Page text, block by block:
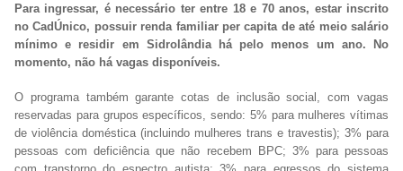
Para ingressar, é necessário ter entre 18 e 70 anos, estar inscrito
no CadÚnico, possuir renda familiar per capita de até meio salário
mínimo e residir em Sidrolândia há pelo menos um ano. No
momento, não há vagas disponíveis.
O programa também garante cotas de inclusão social, com vagas
reservadas para grupos específicos, sendo: 5% para mulheres vítimas
de violência doméstica (incluindo mulheres trans e travestis); 3% para
pessoas com deficiência que não recebem BPC; 3% para pessoas